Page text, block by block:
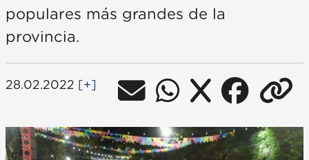
populares más grandes de la
provincia.
28.02.2022 [+]